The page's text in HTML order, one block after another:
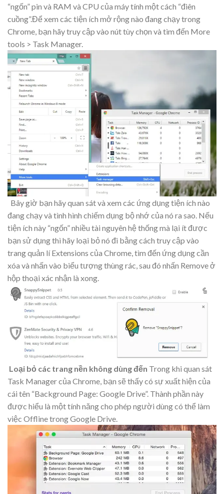
“ngốn” pin và RAM và CPU của máy tính một cách “điên
cuồng”.Để xem các tiện ích mở rộng nào đang chạy trong
Chrome, bạn hãy truy cập vào nút tùy chọn và tìm đến More
tools > Task Manager.
Bây giờ bạn hãy quan sát và xem các ứng dụng tiện ích nào
đang chạy và tình hình chiếm dụng bộ nhớ của nó ra sao. Nếu
tiện ích này “ngốn” nhiều tài nguyên hệ thống mà lại ít được
bạn sử dụng thì hãy loại bỏ nó đi bằng cách truy cập vào
trang quản lí Extensions của Chrome, tìm đến ứng dụng cần
xóa và nhấn vào biểu tượng thùng rác, sau đó nhấn Remove ở
hộp thoại xác nhận là xong.
Loại bỏ các trang nền không dùng đến Trong khi quan sát
Task Manager của Chrome, bạn sẽ thấy có sự xuất hiện của
cái tên “Background Page: Google Drive”. Thành phần này
được hiểu là một tính năng cho phép người dùng có thể làm
việc Offline trong Google Drive.